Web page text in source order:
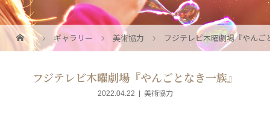
ギャラリー 美術協力 フジテレビ木曜劇場『やんご
フジテレビ木曜劇場『やんごとなき一族』
2022.04.22 美術協力